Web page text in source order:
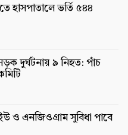
হাসপাতালে ভর্তি ৫৪৪
দুর্ঘটনায় ৯ নিহত: পাঁচ
ও এনজিওগ্রাম সুবিধা পাবে